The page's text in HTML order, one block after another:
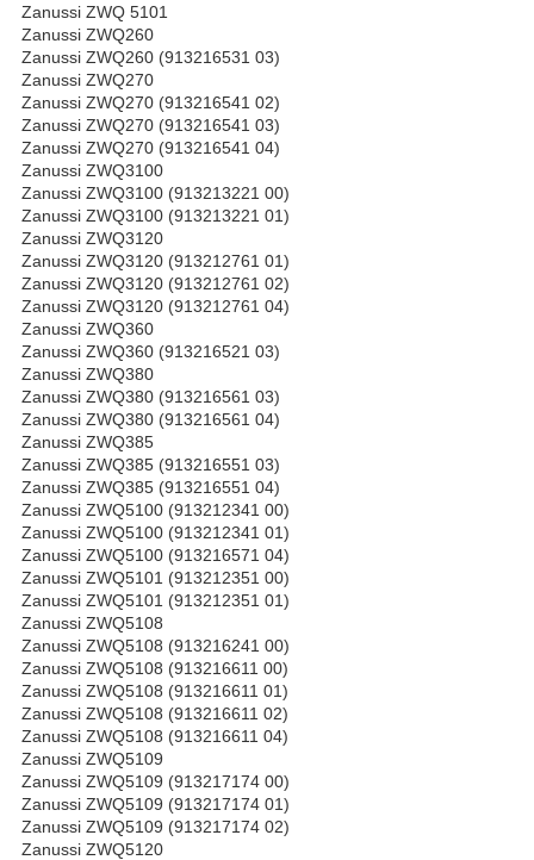
Zanussi ZWQ 5101
Zanussi ZWQ260
Zanussi ZWQ260 (913216531 03)
Zanussi ZWQ270
Zanussi ZWQ270 (913216541 02)
Zanussi ZWQ270 (913216541 03)
Zanussi ZWQ270 (913216541 04)
Zanussi ZWQ3100
Zanussi ZWQ3100 (913213221 00)
Zanussi ZWQ3100 (913213221 01)
Zanussi ZWQ3120
Zanussi ZWQ3120 (913212761 01)
Zanussi ZWQ3120 (913212761 02)
Zanussi ZWQ3120 (913212761 04)
Zanussi ZWQ360
Zanussi ZWQ360 (913216521 03)
Zanussi ZWQ380
Zanussi ZWQ380 (913216561 03)
Zanussi ZWQ380 (913216561 04)
Zanussi ZWQ385
Zanussi ZWQ385 (913216551 03)
Zanussi ZWQ385 (913216551 04)
Zanussi ZWQ5100 (913212341 00)
Zanussi ZWQ5100 (913212341 01)
Zanussi ZWQ5100 (913216571 04)
Zanussi ZWQ5101 (913212351 00)
Zanussi ZWQ5101 (913212351 01)
Zanussi ZWQ5108
Zanussi ZWQ5108 (913216241 00)
Zanussi ZWQ5108 (913216611 00)
Zanussi ZWQ5108 (913216611 01)
Zanussi ZWQ5108 (913216611 02)
Zanussi ZWQ5108 (913216611 04)
Zanussi ZWQ5109
Zanussi ZWQ5109 (913217174 00)
Zanussi ZWQ5109 (913217174 01)
Zanussi ZWQ5109 (913217174 02)
Zanussi ZWQ5120